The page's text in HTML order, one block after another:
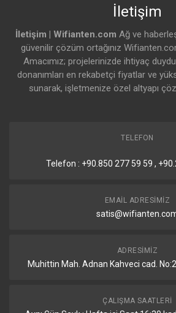
Ethernet
Detaylar
10/100/1000 Ethernet portu 5
destekleyen Port Sayısı
İletişim
İletişim | Wifianten.com Ağ ve
güvenilir çözüm ortağınız
Amacımız; projelerinizde ihtiyaç
donanımları en rekabetçi fiyatlar ve
sunarak, işletmenize özel altyapı
TELEFON
Telefon : +90.850 277 59 59 ,
EMAIL ADRESIMIZ
ADRESIMIZ
Muhittin Mah. Adnan Kahveci cad.
ÇALIŞMA SAATLERI